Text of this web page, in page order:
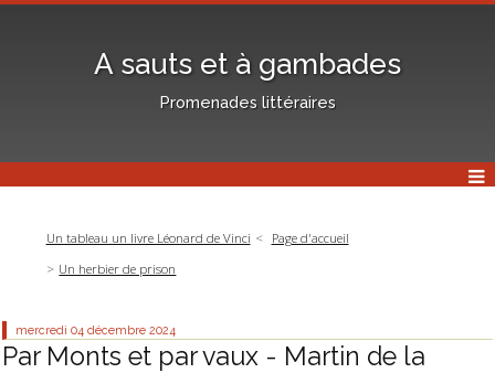
A sauts et à gambades
Promenades littéraires
Un tableau un livre Léonard de Vinci
Page d'accueil
Un herbier de prison
mercredi 04 décembre 2024
Par Monts et par vaux - Martin de la